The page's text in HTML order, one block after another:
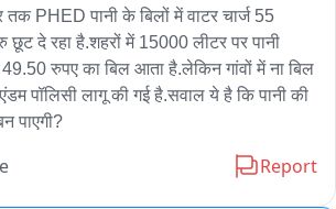
PHED पानी के बिलों में वाटर चार्ज 55
छूट दे रहा है.शहरों में 15000 लीटर पर पानी
रुपए का बिल आता है.लेकिन गांवों में ना बिल
पॉलिसी लागू की गई है.सवाल ये है कि पानी की
पाएगी?
Report